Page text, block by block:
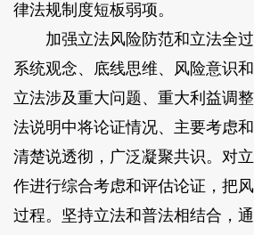
律法规制度短板弱项。
加强立法风险防范和立法全过
系统观念、底线思维、风险意识
立法涉及重大问题、重大利益调
法说明中将论证情况、主要考虑
清楚说透彻，广泛凝聚共识。对
作进行综合考虑和评估论证，把
过程。坚持立法和普法相结合，